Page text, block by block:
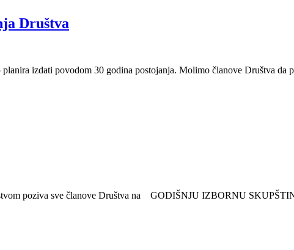
Društva
izdati povodom 30 godina postojanja. Molimo članove Društva da
poziva sve članove Društva na GODIŠNJU IZBORNU